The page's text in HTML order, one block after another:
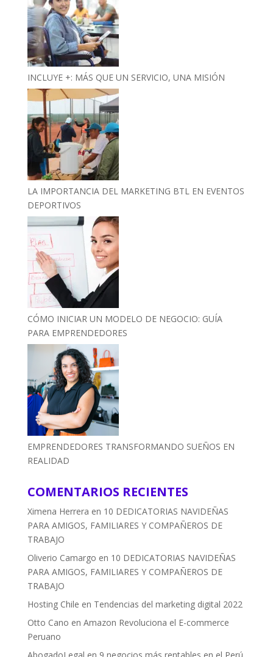
INCLUYE +: MÁS QUE UN SERVICIO, UNA MISIÓN
LA IMPORTANCIA DEL MARKETING BTL EN EVENTOS
DEPORTIVOS
CÓMO INICIAR UN MODELO DE NEGOCIO: GUÍA
PARA EMPRENDEDORES
EMPRENDEDORES TRANSFORMANDO SUEÑOS EN
REALIDAD
COMENTARIOS RECIENTES
Ximena Herrera en 10 DEDICATORIAS NAVIDEÑAS
PARA AMIGOS, FAMILIARES Y COMPAÑEROS DE
TRABAJO
Oliverio Camargo en 10 DEDICATORIAS NAVIDEÑAS
PARA AMIGOS, FAMILIARES Y COMPAÑEROS DE
TRABAJO
Hosting Chile en Tendencias del marketing digital 2022
Otto Cano en Amazon Revoluciona el E-commerce
Peruano
AbogadoLegal en 9 negocios más rentables en el Perú